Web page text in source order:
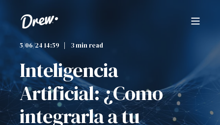
5/06/24 14:59 3 min read
Inteligencia
Artificial: ¿Como
integrarla a tu